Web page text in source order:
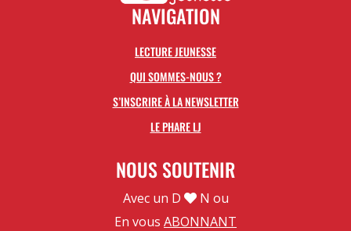
NAVIGATION
LECTURE JEUNESSE
QUI SOMMES-NOUS ?
S’INSCRIRE À LA NEWSLETTER
LE PHARE LJ
NOUS SOUTENIR
Avec un D
N ou
En vous ABONNANT